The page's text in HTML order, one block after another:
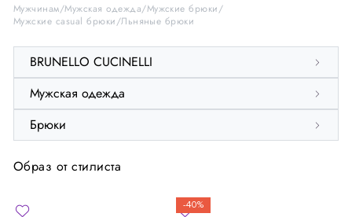
Мужчинам Мужская одежда Мужские брюки
Мужские casual брюки Льняные брюки
BRUNELLO CUCINELLI
Мужская одежда
Брюки
Образ от стилиста
-40%